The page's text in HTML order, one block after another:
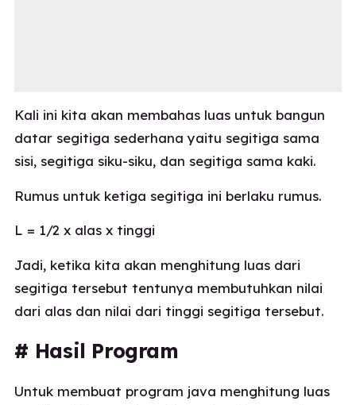
Kali ini kita akan membahas luas untuk bangun
datar segitiga sederhana yaitu segitiga sama
sisi, segitiga siku-siku, dan segitiga sama kaki.
Rumus untuk ketiga segitiga ini berlaku rumus.
L = 1/2 x alas x tinggi
Jadi, ketika kita akan menghitung luas dari
segitiga tersebut tentunya membutuhkan nilai
dari alas dan nilai dari tinggi segitiga tersebut.
# Hasil Program
Untuk membuat program java menghitung luas